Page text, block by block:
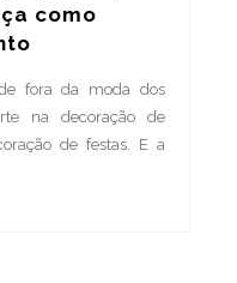
como
fora da moda dos
na decoração de
de festas. E a